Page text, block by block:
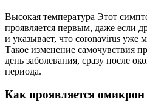
Высокая температура Этот
проявляется первым, даже если
и указывает, что coronavirus уже
Такое изменение самочувствия
день заболевания, сразу после
периода.
Как проявляется омикрон